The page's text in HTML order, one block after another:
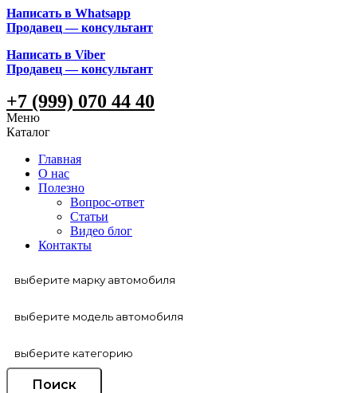
Написать в Whatsapp
Продавец — консультант
Написать в Viber
Продавец — консультант
+7 (999) 070 44 40
Меню
Каталог
Главная
О нас
Полезно
Вопрос-ответ
Статьи
Видео блог
Контакты
Поиск